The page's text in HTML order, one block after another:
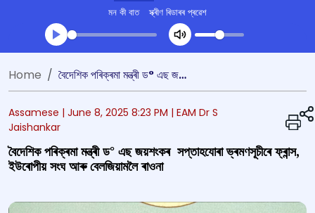
মন কী বাত স্ক্ৰীণ ৰিডাৰৰ প্ৰৱেশ
Transcript summary
খেলা অডিঅ' দুপৰীয়াৰ খবৰ
Home বৈদেশিক পৰিক্ৰমা মন্ত্ৰী ড° এছ জয়শংকৰ সপ্তাহযোৰা ভ্ৰমণসূচীৰে ফ্ৰান্স, ইউৰোপীয় সংঘ আৰু বেলজিয়ামলৈ ৰাওনা
Assamese | June 8, 2025 8:23 PM | EAM Dr S
Jaishankar
বৈদেশিক পৰিক্ৰমা মন্ত্ৰী ড° এছ জয়শংকৰ সপ্তাহযোৰা ভ্ৰমণসূচীৰে ফ্ৰান্স,
ইউৰোপীয় সংঘ আৰু বেলজিয়ামলৈ ৰাওনা